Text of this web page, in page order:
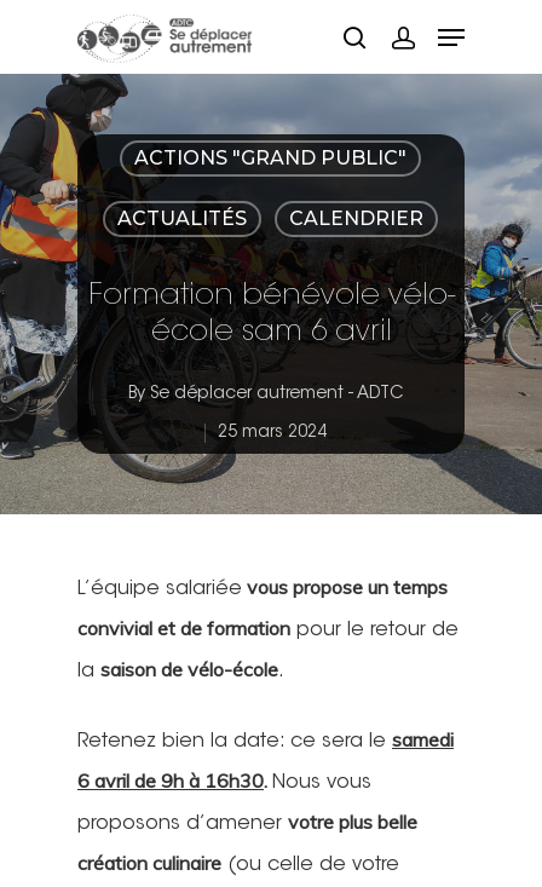
Hit enter to search or ESC to close
ACTIONS "GRAND PUBLIC"
ACTUALITÉS CALENDRIER
Formation bénévole vélo-
école sam 6 avril
By Se déplacer autrement - ADTC
25 mars 2024
L’équipe salariée vous propose un temps
convivial et de formation pour le retour de
la saison de vélo-école.
Retenez bien la date: ce sera le samedi
6 avril de 9h à 16h30. Nous vous
proposons d’amener votre plus belle
création culinaire (ou celle de votre